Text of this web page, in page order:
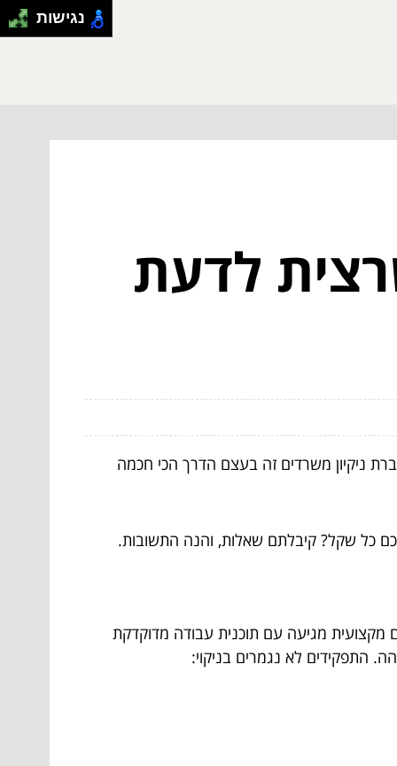
לדעת
ניקיון משרדים זה בעצם הדרך הכי חכמה
כל שקל? קיבלתם שאלות, והנה התשובות.
מקצועית מגיעה עם תוכנית עבודה מדוקדקת
התפקידים לא נגמרים בניקוי:
נגישות